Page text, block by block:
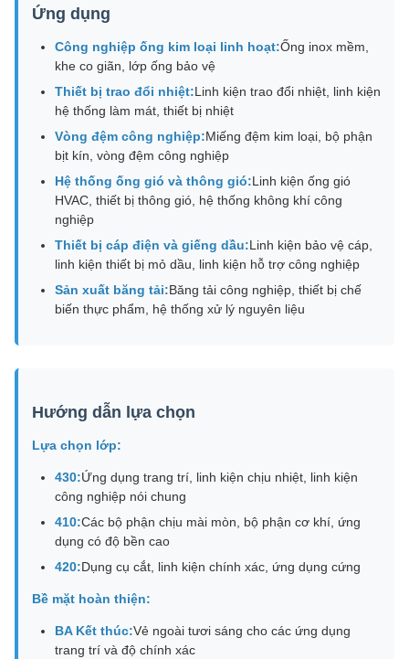
Ứng dụng
Công nghiệp ống kim loại linh hoạt:Ống inox mềm,
khe co giãn, lớp ống bảo vệ
Thiết bị trao đổi nhiệt:Linh kiện trao đổi nhiệt, linh kiện
hệ thống làm mát, thiết bị nhiệt
Vòng đệm công nghiệp:Miếng đệm kim loại, bộ phận
bịt kín, vòng đệm công nghiệp
Hệ thống ống gió và thông gió:Linh kiện ống gió
HVAC, thiết bị thông gió, hệ thống không khí công
nghiệp
Thiết bị cáp điện và giếng dầu:Linh kiện bảo vệ cáp,
linh kiện thiết bị mỏ dầu, linh kiện hỗ trợ công nghiệp
Sản xuất băng tải:Băng tải công nghiệp, thiết bị chế
biến thực phẩm, hệ thống xử lý nguyên liệu
Hướng dẫn lựa chọn
Lựa chọn lớp:
430:Ứng dụng trang trí, linh kiện chịu nhiệt, linh kiện
công nghiệp nói chung
410:Các bộ phận chịu mài mòn, bộ phận cơ khí, ứng
dụng có độ bền cao
420:Dụng cụ cắt, linh kiện chính xác, ứng dụng cứng
Bề mặt hoàn thiện:
BA Kết thúc:Vẻ ngoài tươi sáng cho các ứng dụng
trang trí và độ chính xác